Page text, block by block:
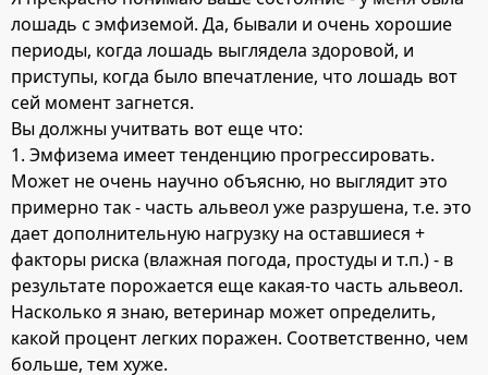
лошадь с эмфиземой. Да, бывали и очень хорошие
периоды, когда лошадь выглядела здоровой, и
приступы, когда было впечатление, что лошадь вот
сей момент загнется.
Вы должны учитвать вот еще что:
1. Эмфизема имеет тенденцию прогрессировать.
Может не очень научно объясню, но выглядит это
примерно так - часть альвеол уже разрушена, т.е. это
дает дополнительную нагрузку на оставшиеся +
факторы риска (влажная погода, простуды и т.п.) - в
результате порожается еще какая-то часть альвеол.
Насколько я знаю, ветеринар может определить,
какой процент легких поражен. Соответственно, чем
больше, тем хуже.